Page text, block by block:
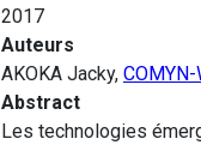
2017
Auteurs
AKOKA Jacky,
Abstract
Les technologies